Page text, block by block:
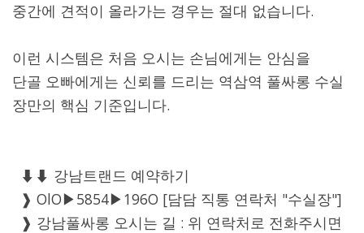
중간에 견적이 올라가는 경우는 절대 없습니다.
이런 시스템은 처음 오시는 손님에게는 안심을
단골 오빠에게는 신뢰를 드리는 역삼역 풀싸롱 수실
장만의 핵심 기준입니다.
⬇⬇ 강남트랜드 예약하기
❱ OlO▶5854▶196O [담담 직통 연락처 "수실장"]
❱ 강남풀싸롱 오시는 길 : 위 연락처로 전화주시면